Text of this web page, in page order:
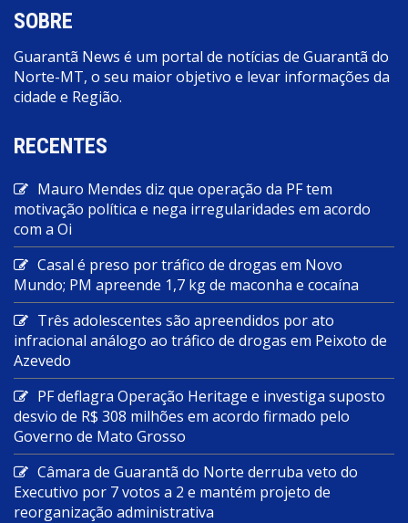
SOBRE
Guarantã News é um portal de notícias de Guarantã do
Norte-MT, o seu maior objetivo e levar informações da
cidade e Região.
RECENTES
Mauro Mendes diz que operação da PF tem
motivação política e nega irregularidades em acordo
com a Oi
Casal é preso por tráfico de drogas em Novo
Mundo; PM apreende 1,7 kg de maconha e cocaína
Três adolescentes são apreendidos por ato
infracional análogo ao tráfico de drogas em Peixoto de
Azevedo
PF deflagra Operação Heritage e investiga suposto
desvio de R$ 308 milhões em acordo firmado pelo
Governo de Mato Grosso
Câmara de Guarantã do Norte derruba veto do
Executivo por 7 votos a 2 e mantém projeto de
reorganização administrativa